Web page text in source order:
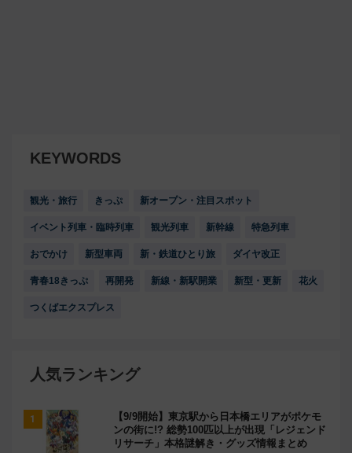
KEYWORDS
観光・旅行 きっぷ 新オープン・注目スポット
イベント列車・臨時列車 観光列車 新幹線 特急列車
おでかけ 新型車両 新・鉄道ひとり旅 ダイヤ改正
青春18きっぷ 再開発 新線・新駅開業 新型・更新 花火
つくばエクスプレス
人気ランキング
【9/9開始】東京駅から日本橋エリアがポケモ
ンの街に!? 総勢100匹以上が出現「レジェンド
リサーチ」本格謎解き・グッズ情報まとめ